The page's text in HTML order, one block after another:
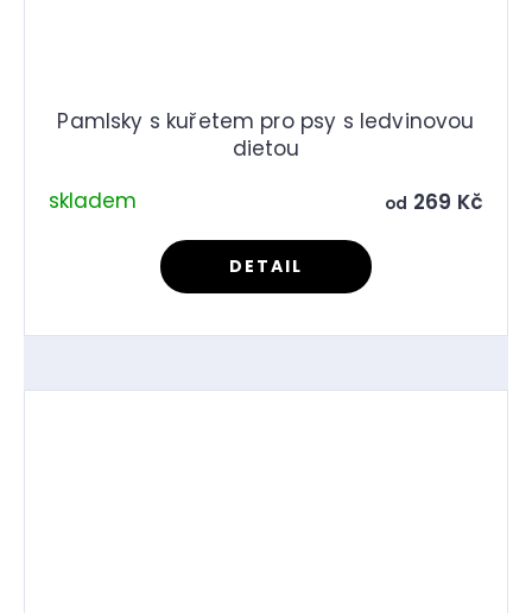
Pamlsky s kuřetem pro psy s ledvinovou
dietou
skladem
od 269 Kč
DETAIL